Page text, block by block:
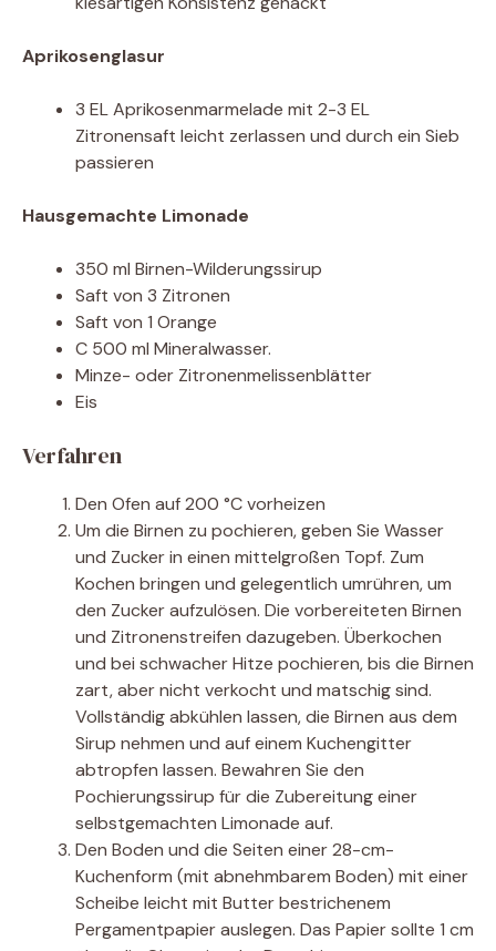
Aprikosenglasur
3 EL Aprikosenmarmelade mit 2-3 EL
Zitronensaft leicht zerlassen und durch ein Sieb
passieren
Hausgemachte Limonade
350 ml Birnen-Wilderungssirup
Saft von 3 Zitronen
Saft von 1 Orange
C 500 ml Mineralwasser.
Minze- oder Zitronenmelissenblätter
Eis
Verfahren
Den Ofen auf 200 °C vorheizen
Um die Birnen zu pochieren, geben Sie Wasser
und Zucker in einen mittelgroßen Topf. Zum
Kochen bringen und gelegentlich umrühren, um
den Zucker aufzulösen. Die vorbereiteten Birnen
und Zitronenstreifen dazugeben. Überkochen
und bei schwacher Hitze pochieren, bis die Birnen
zart, aber nicht verkocht und matschig sind.
Vollständig abkühlen lassen, die Birnen aus dem
Sirup nehmen und auf einem Kuchengitter
abtropfen lassen. Bewahren Sie den
Pochierungssirup für die Zubereitung einer
selbstgemachten Limonade auf.
Den Boden und die Seiten einer 28-cm-
Kuchenform (mit abnehmbarem Boden) mit einer
Scheibe leicht mit Butter bestrichenem
Pergamentpapier auslegen. Das Papier sollte 1 cm